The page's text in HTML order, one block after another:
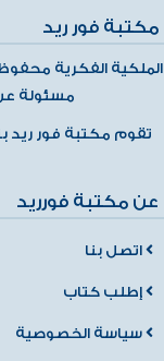
مكتبة فور ريد
الملكية الفكرية
مسئولة
تقوم مكتبة فور ريد
عن مكتبة فورريد
اتصل بنا
إطلب كتاب
سياسة الخصوصية